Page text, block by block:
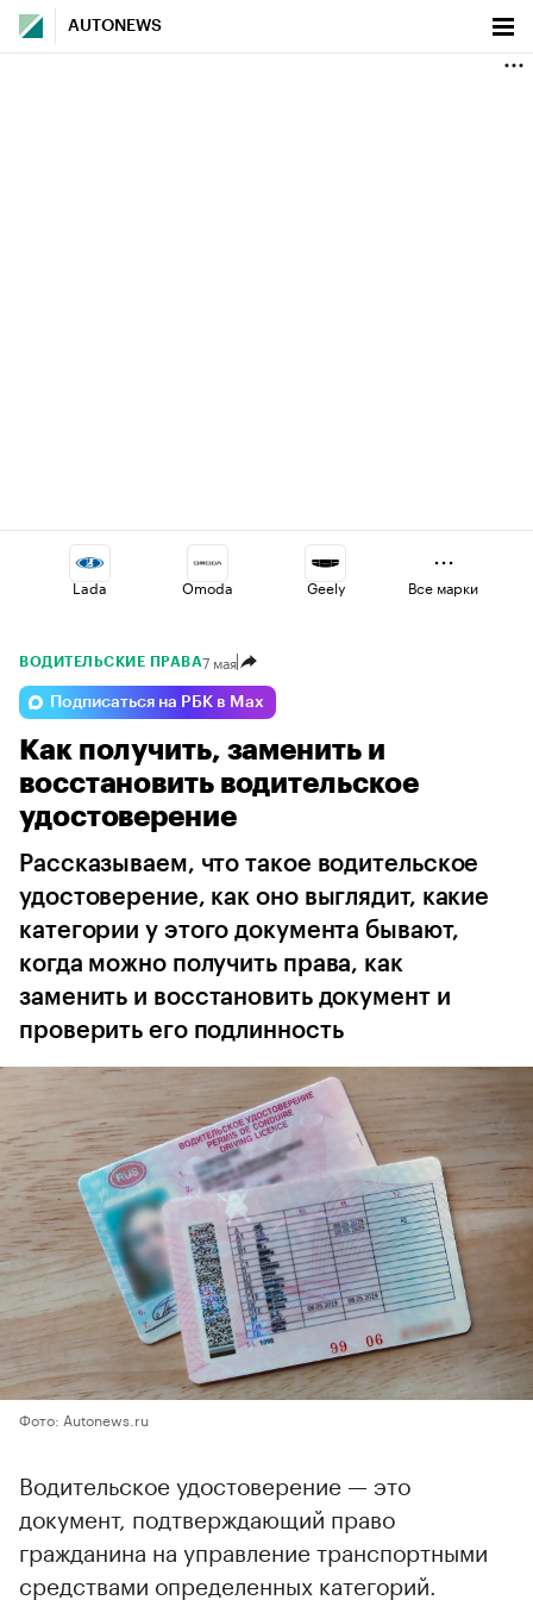
AUTONEWS
Lada Omoda Geely
Esteo Jaecoo
Volga Voyah Haval
Все марки
ВОДИТЕЛЬСКИЕ ПРАВА7 мая
Подписаться на РБК в Max
Как получить, заменить и
восстановить водительское
удостоверение
Рассказываем, что такое водительское
удостоверение, как оно выглядит, какие
категории у этого документа бывают,
когда можно получить права, как
заменить и восстановить документ и
проверить его подлинность
Фото: Autonews.ru
Водительское удостоверение — это
документ, подтверждающий право
гражданина на управление транспортными
средствами определенных категорий.